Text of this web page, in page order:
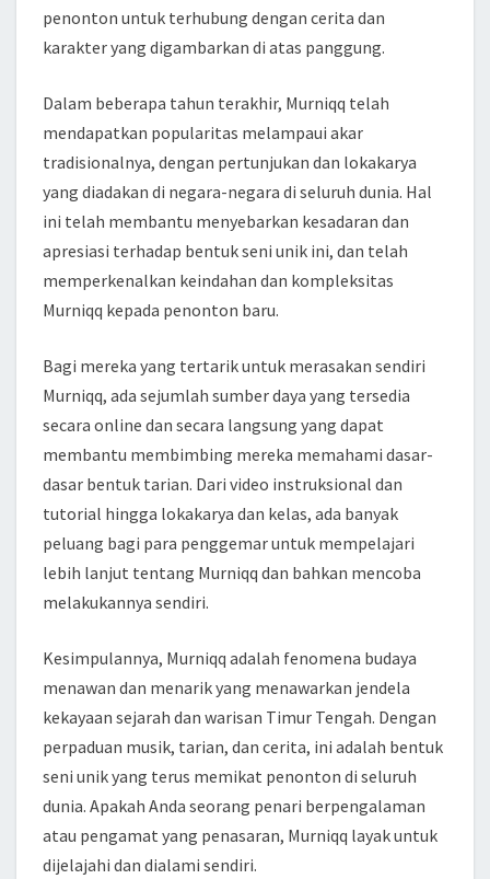
penonton untuk terhubung dengan cerita dan
karakter yang digambarkan di atas panggung.
Dalam beberapa tahun terakhir, Murniqq telah
mendapatkan popularitas melampaui akar
tradisionalnya, dengan pertunjukan dan lokakarya
yang diadakan di negara-negara di seluruh dunia. Hal
ini telah membantu menyebarkan kesadaran dan
apresiasi terhadap bentuk seni unik ini, dan telah
memperkenalkan keindahan dan kompleksitas
Murniqq kepada penonton baru.
Bagi mereka yang tertarik untuk merasakan sendiri
Murniqq, ada sejumlah sumber daya yang tersedia
secara online dan secara langsung yang dapat
membantu membimbing mereka memahami dasar-
dasar bentuk tarian. Dari video instruksional dan
tutorial hingga lokakarya dan kelas, ada banyak
peluang bagi para penggemar untuk mempelajari
lebih lanjut tentang Murniqq dan bahkan mencoba
melakukannya sendiri.
Kesimpulannya, Murniqq adalah fenomena budaya
menawan dan menarik yang menawarkan jendela
kekayaan sejarah dan warisan Timur Tengah. Dengan
perpaduan musik, tarian, dan cerita, ini adalah bentuk
seni unik yang terus memikat penonton di seluruh
dunia. Apakah Anda seorang penari berpengalaman
atau pengamat yang penasaran, Murniqq layak untuk
dijelajahi dan dialami sendiri.